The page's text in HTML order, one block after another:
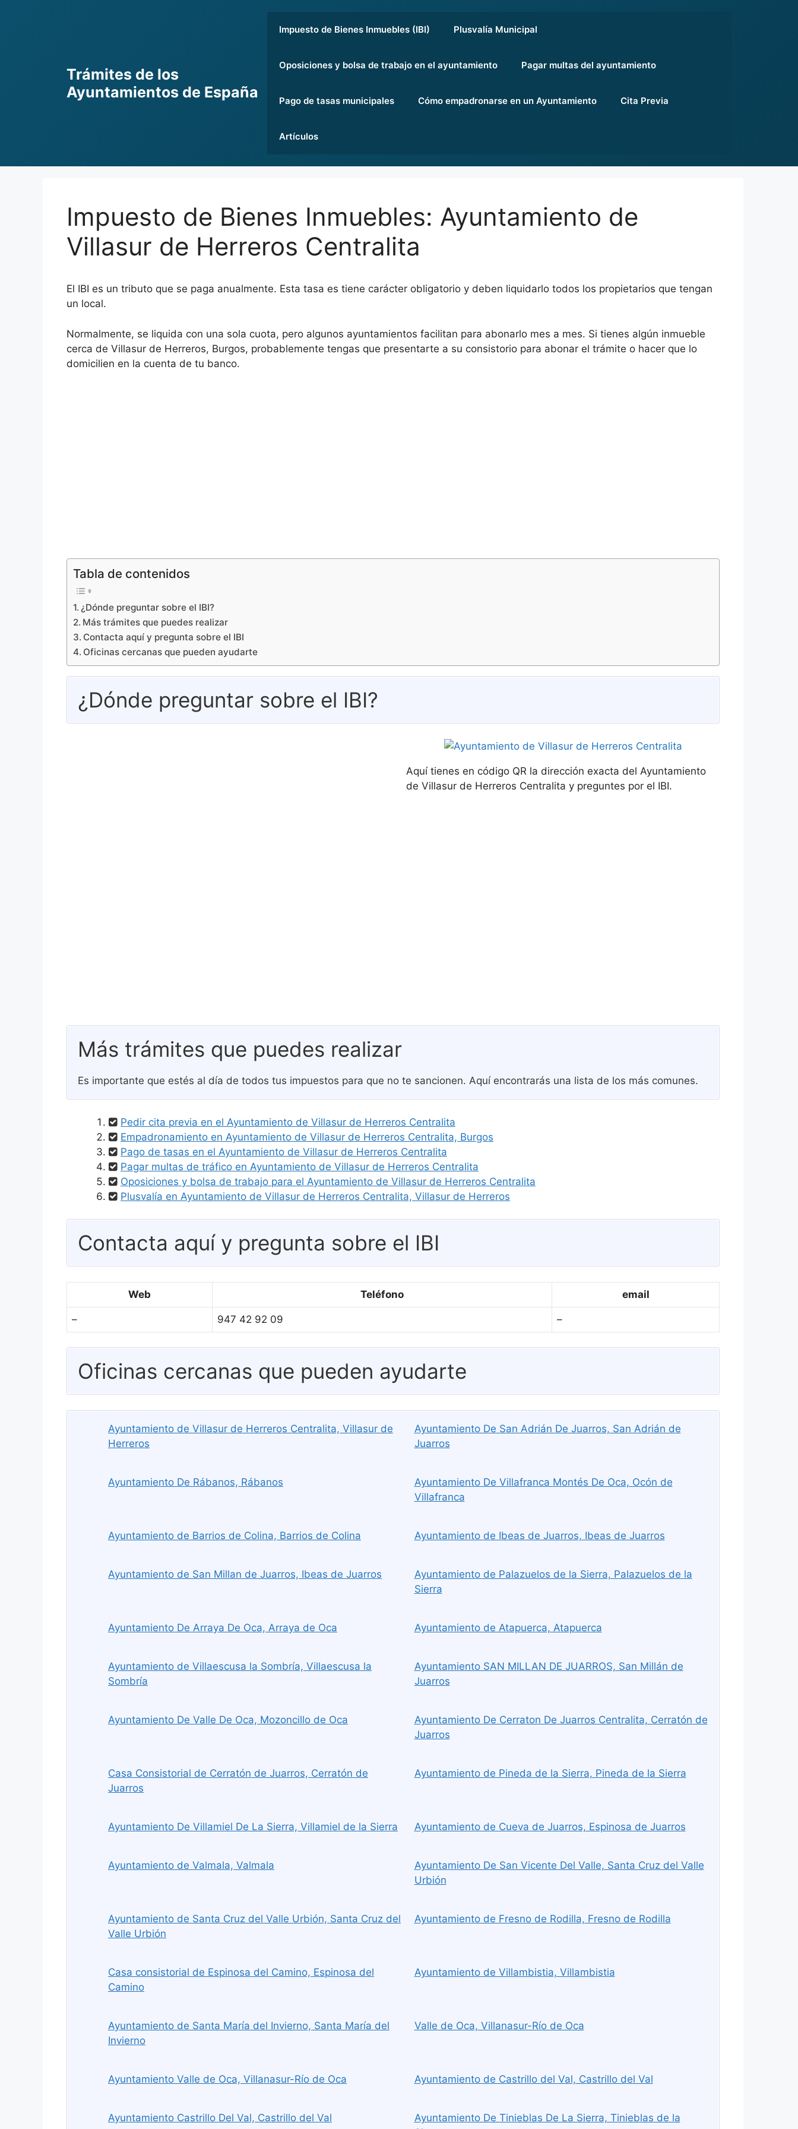
Trámites de los
Ayuntamientos de España
Impuesto de Bienes Inmuebles (IBI) Plusvalía Municipal
Oposiciones y bolsa de trabajo en el ayuntamiento Pagar multas del ayuntamiento
Pago de tasas municipales Cómo empadronarse en un Ayuntamiento Cita Previa
Artículos
Impuesto de Bienes Inmuebles: Ayuntamiento de
Villasur de Herreros Centralita
El IBI es un tributo que se paga anualmente. Esta tasa es tiene carácter obligatorio y deben liquidarlo todos los propietarios que tengan
un local.
Normalmente, se liquida con una sola cuota, pero algunos ayuntamientos facilitan para abonarlo mes a mes. Si tienes algún inmueble
cerca de Villasur de Herreros, Burgos, probablemente tengas que presentarte a su consistorio para abonar el trámite o hacer que lo
domicilien en la cuenta de tu banco.
Tabla de contenidos
¿Dónde preguntar sobre el IBI?
Más trámites que puedes realizar
Contacta aquí y pregunta sobre el IBI
Oficinas cercanas que pueden ayudarte
¿Dónde preguntar sobre el IBI?
Aquí tienes en código QR la dirección exacta del Ayuntamiento
de Villasur de Herreros Centralita y preguntes por el IBI.
Más trámites que puedes realizar
Es importante que estés al día de todos tus impuestos para que no te sancionen. Aquí encontrarás una lista de los más comunes.
Pedir cita previa en el Ayuntamiento de Villasur de Herreros Centralita
Empadronamiento en Ayuntamiento de Villasur de Herreros Centralita, Burgos
Pago de tasas en el Ayuntamiento de Villasur de Herreros Centralita
Pagar multas de tráfico en Ayuntamiento de Villasur de Herreros Centralita
Oposiciones y bolsa de trabajo para el Ayuntamiento de Villasur de Herreros Centralita
Plusvalía en Ayuntamiento de Villasur de Herreros Centralita, Villasur de Herreros
Contacta aquí y pregunta sobre el IBI
Web Teléfono email
– 947 42 92 09 –
Oficinas cercanas que pueden ayudarte
Ayuntamiento de Villasur de Herreros Centralita, Villasur de
Herreros
Ayuntamiento De San Adrián De Juarros, San Adrián de
Juarros
Ayuntamiento De Rábanos, Rábanos
Ayuntamiento De Villafranca Montés De Oca, Ocón de
Villafranca
Ayuntamiento de Barrios de Colina, Barrios de Colina Ayuntamiento de Ibeas de Juarros, Ibeas de Juarros
Ayuntamiento de San Millan de Juarros, Ibeas de Juarros
Ayuntamiento de Palazuelos de la Sierra, Palazuelos de la
Sierra
Ayuntamiento De Arraya De Oca, Arraya de Oca Ayuntamiento de Atapuerca, Atapuerca
Ayuntamiento de Villaescusa la Sombría, Villaescusa la
Sombría
Ayuntamiento SAN MILLAN DE JUARROS, San Millán de
Juarros
Ayuntamiento De Valle De Oca, Mozoncillo de Oca
Ayuntamiento De Cerraton De Juarros Centralita, Cerratón de
Juarros
Casa Consistorial de Cerratón de Juarros, Cerratón de
Juarros
Ayuntamiento de Pineda de la Sierra, Pineda de la Sierra
Ayuntamiento De Villamiel De La Sierra, Villamiel de la Sierra Ayuntamiento de Cueva de Juarros, Espinosa de Juarros
Ayuntamiento de Valmala, Valmala
Ayuntamiento De San Vicente Del Valle, Santa Cruz del Valle
Urbión
Ayuntamiento de Santa Cruz del Valle Urbión, Santa Cruz del
Valle Urbión
Ayuntamiento de Fresno de Rodilla, Fresno de Rodilla
Casa consistorial de Espinosa del Camino, Espinosa del
Camino
Ayuntamiento de Villambistia, Villambistia
Ayuntamiento de Santa María del Invierno, Santa María del
Invierno
Valle de Oca, Villanasur-Río de Oca
Ayuntamiento Valle de Oca, Villanasur-Río de Oca Ayuntamiento de Castrillo del Val, Castrillo del Val
Ayuntamiento Castrillo Del Val, Castrillo del Val
Ayuntamiento De Tinieblas De La Sierra, Tinieblas de la